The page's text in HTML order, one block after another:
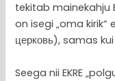
tekitab mainekahju
on isegi „oma kirik“
церковь), samas kui
Seega nii EKRE